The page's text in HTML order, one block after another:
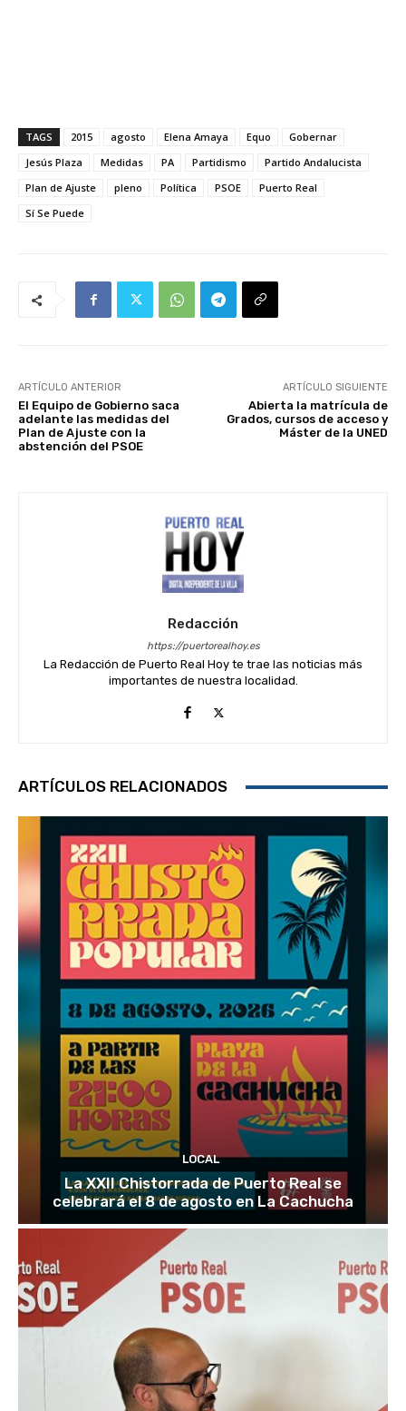
TAGS 2015 agosto Elena Amaya Equo
Gobernar
Jesús Plaza
Medidas PA Partidismo
Partido Andalucista
Plan de Ajuste
pleno Política PSOE
Puerto Real
Sí Se Puede
ARTÍCULO ANTERIOR
El Equipo de Gobierno saca
adelante las medidas del
Plan de Ajuste con la
abstención del PSOE
ARTÍCULO SIGUIENTE
Abierta la matrícula de
Grados, cursos de acceso y
Máster de la UNED
Redacción
https://puertorealhoy.es
La Redacción de Puerto Real Hoy te trae las noticias más
importantes de nuestra localidad.
ARTÍCULOS RELACIONADOS
LOCAL
La XXII Chistorrada de Puerto Real se
celebrará el 8 de agosto en La Cachucha